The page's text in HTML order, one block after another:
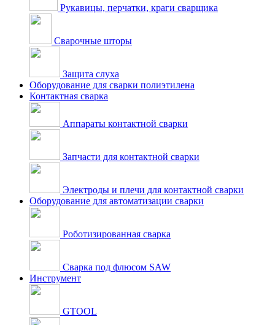
Рукавицы, перчатки, краги сварщика
Сварочные шторы
Защита слуха
Оборудование для сварки полиэтилена
Контактная сварка
Аппараты контактной сварки
Запчасти для контактной сварки
Электроды и плечи для контактной сварки
Оборудование для автоматизации сварки
Роботизированная сварка
Сварка под флюсом SAW
Инструмент
GTOOL